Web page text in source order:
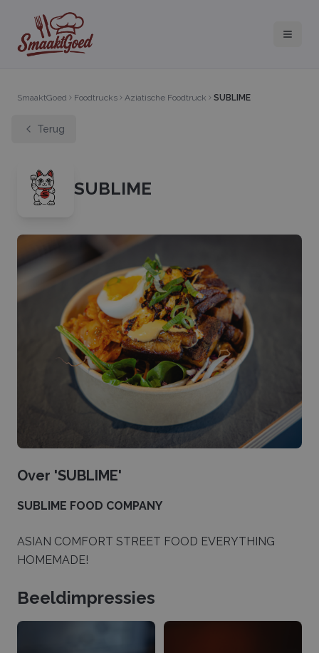
SmaaktGoed Foodtrucks Aziatische Foodtruck SUBLIME
Terug
SUBLIME
Over 'SUBLIME'
SUBLIME FOOD COMPANY
ASIAN COMFORT STREET FOOD EVERYTHING
HOMEMADE!
Beeldimpressies